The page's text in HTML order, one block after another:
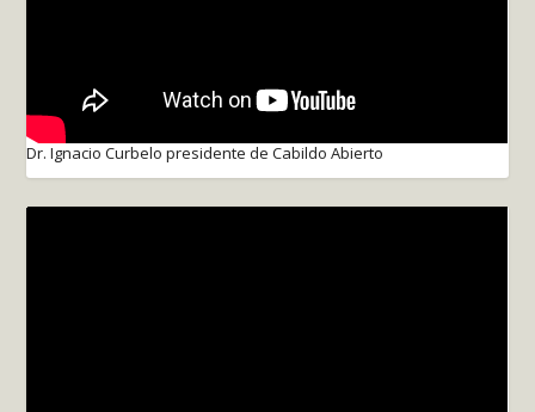
Dr. Ignacio Curbelo presidente de Cabildo Abierto